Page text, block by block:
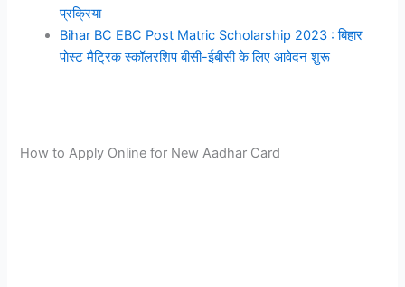
प्रक्रिया
Bihar BC EBC Post Matric Scholarship 2023 : बिहार
पोस्ट मैट्रिक स्कॉलरशिप बीसी-ईबीसी के लिए आवेदन शुरू
How to Apply Online for New Aadhar Card